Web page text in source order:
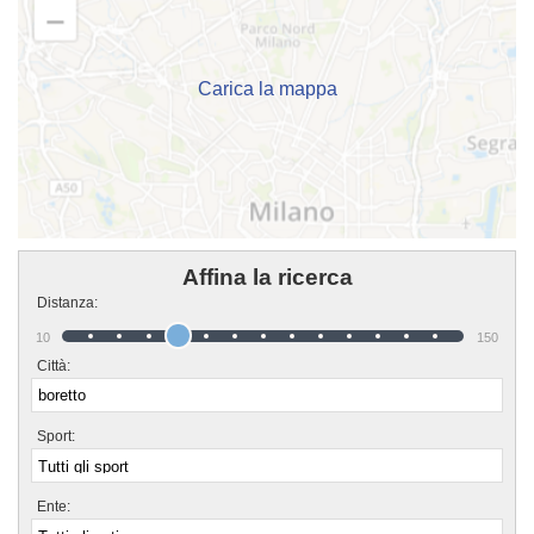
con cui allenarti, istruttori qualificati e un ambiente amichevole. Se vuoi
iscriverti o semplicemente scoprire di più sui loro corsi puoi andare in sede o
mandare un messaggio cliccando sul bottone "Contattaci" presente nella
Carica la mappa
Affina la ricerca
Distanza:
10 150
Città:
Sport:
Ente: